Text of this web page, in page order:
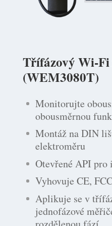
Třífázový Wi-Fi
(WEM3080T)
Monitorujte
obousměrnou
Montáž na DIN
elektroměru
Otevřené API pro
Vyhovuje CE,
Aplikuje se v
jednofázové